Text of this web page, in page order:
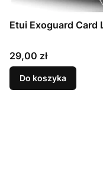
Etui Exoguard
Cena
29,00 zł
Do koszyka